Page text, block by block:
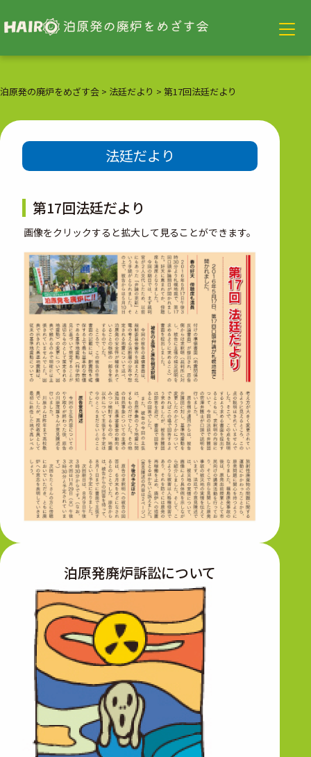
泊原発の廃炉をめざす会 > 法廷だより > 第17回法廷だより
法廷だより
第17回法廷だより
画像をクリックすると拡大して見ることができます。
泊原発廃炉訴訟について